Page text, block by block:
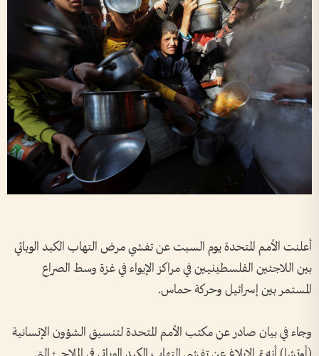
أعلنت الأمم المتحدة يوم السبت عن تفشي مرض التهاب الكبد الوبائي
بين اللاجئين الفلسطينيين في مراكز الإيواء في غزة وسط الصراع
المستمر بين إسرائيل وحركة حماس.
وجاء في بيان صادر عن مكتب الأمم المتحدة لتنسيق الشؤون الإنسانية